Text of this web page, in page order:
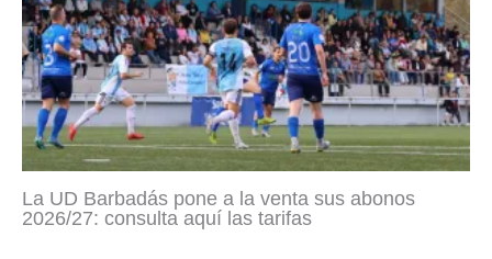
La UD Barbadás pone a la venta sus abonos
2026/27: consulta aquí las tarifas